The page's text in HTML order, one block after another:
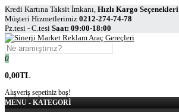
Kredi Kartına Taksit İmkanı, Hızlı Kargo Seçenekleri
Müşteri Hizmetlerimiz 0212-274-74-78
Pz.tesi - C.tesi Saat: 09:00-18:00
0
0,00TL
Alışveriş sepetiniz boş!
MENU - KATEGORİ